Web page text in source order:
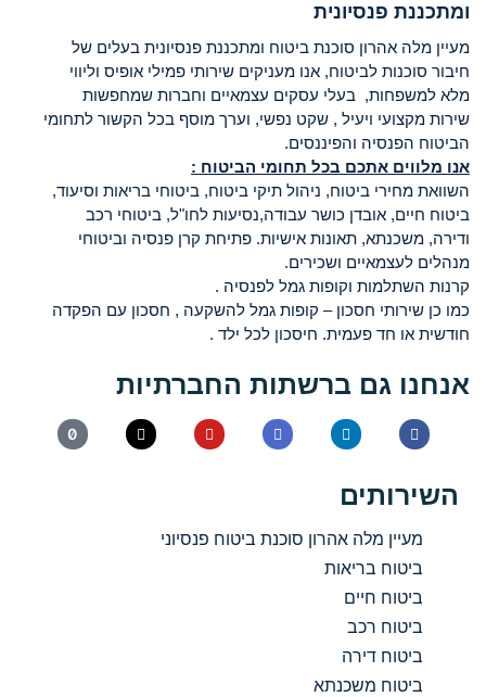
ומתכננת פנסיונית
מעיין מלה אהרון סוכנת ביטוח ומתכננת פנסיונית בעלים של
חיבור סוכנות לביטוח, אנו מעניקים שירותי פמילי אופיס וליווי
מלא למשפחות, בעלי עסקים עצמאיים וחברות שמחפשות
שירות מקצועי ויעיל , שקט נפשי, וערך מוסף בכל הקשור לתחומי
הביטוח הפנסיה והפיננסים.
אנו מלווים אתכם בכל תחומי הביטוח :
השוואת מחירי ביטוח, ניהול תיקי ביטוח, ביטוחי בריאות וסיעוד,
ביטוח חיים, אובדן כושר עבודה,נסיעות לחו"ל, ביטוחי רכב
ודירה, משכנתא, תאונות אישיות. פתיחת קרן פנסיה וביטוחי
מנהלים לעצמאיים ושכירים.
קרנות השתלמות וקופות גמל לפנסיה .
כמו כן שירותי חסכון – קופות גמל להשקעה , חסכון עם הפקדה
חודשית או חד פעמית. חיסכון לכל ילד .
אנחנו גם ברשתות החברתיות
השירותים
מעיין מלה אהרון סוכנת ביטוח פנסיוני
ביטוח בריאות
ביטוח חיים
ביטוח רכב
ביטוח דירה
ביטוח משכנתא